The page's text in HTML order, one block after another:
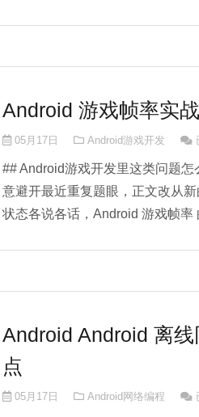
Android 游戏帧率实战
05月17日 Android游戏开发
## Android游戏开发里这类问题
意避开最近重复题眼，正文改从
状态各说各话，Android 游戏帧率
Android Android 离
点
05月17日 Android网络编程